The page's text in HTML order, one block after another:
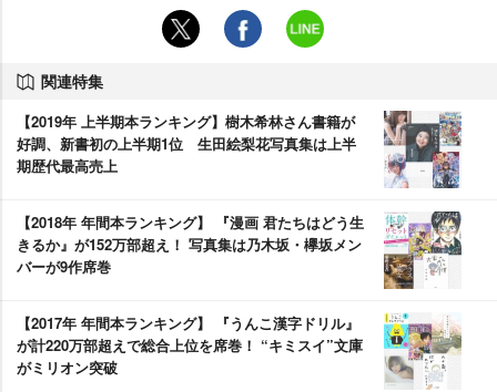
関連特集
【2019年 上半期本ランキング】樹木希林さん書籍が
好調、新書初の上半期1位 生田絵梨花写真集は上半
期歴代最高売上
【2018年 年間本ランキング】 『漫画 君たちはどう生
きるか』が152万部超え！ 写真集は乃木坂・欅坂メン
バーが9作席巻
【2017年 年間本ランキング】 『うんこ漢字ドリル』
が計220万部超えで総合上位を席巻！ “キミスイ”文庫
がミリオン突破